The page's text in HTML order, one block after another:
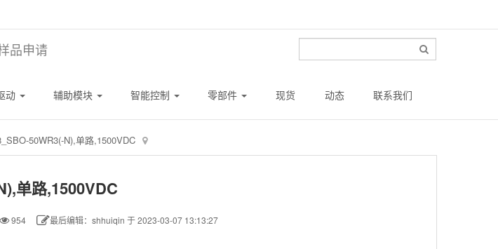
品申请
动 辅助模块 智能控制 零部件 现货 动态 联系我们
50WR3(-N),单路,1500VDC
单路,1500VDC
954 最后编辑：shhuiqin 于 2023-03-07 13:13:27